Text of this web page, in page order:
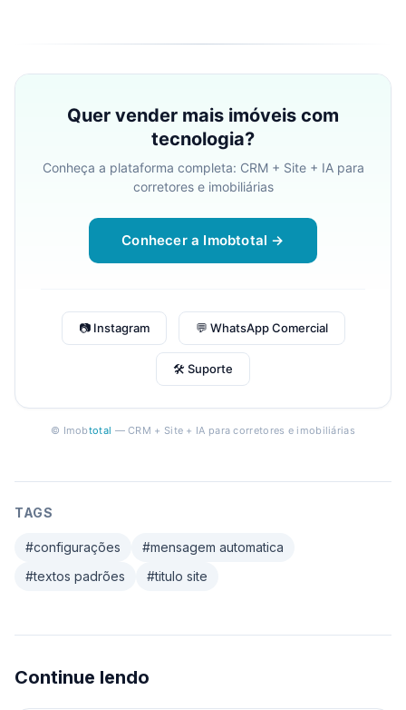
Quer vender mais imóveis com
tecnologia?
Conheça a plataforma completa: CRM + Site + IA para
corretores e imobiliárias
Conhecer a Imobtotal →
📷 Instagram 💬 WhatsApp Comercial
🛠 Suporte
© Imobtotal — CRM + Site + IA para corretores e imobiliárias
TAGS
#configurações #mensagem automatica
#textos padrões #titulo site
Continue lendo